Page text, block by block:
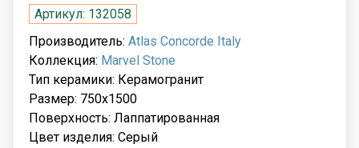
Артикул: 132058
Производитель: Atlas Concorde Italy
Коллекция: Marvel Stone
Тип керамики: Керамогранит
Размер: 750x1500
Поверхность: Лаппатированная
Цвет изделия: Серый